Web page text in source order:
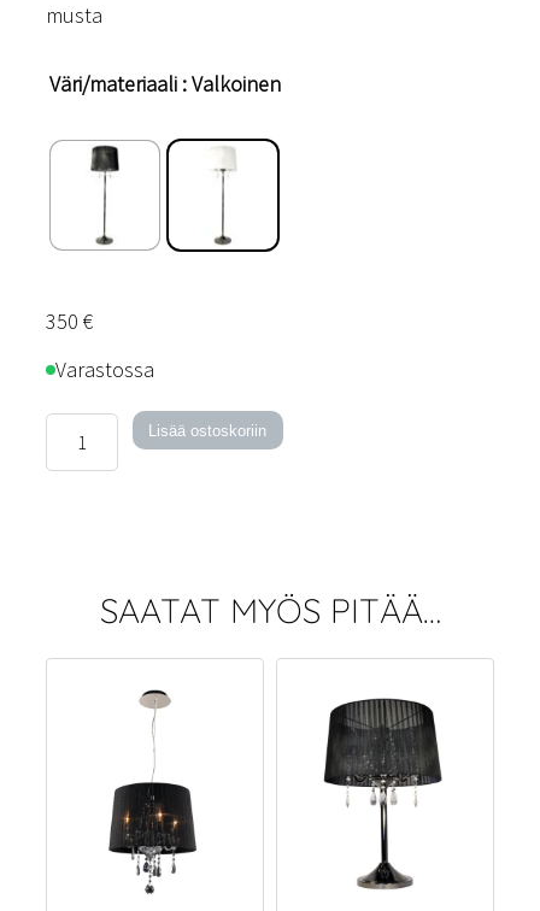
musta
Väri/materiaali : Valkoinen
350 €
Varastossa
lattiavalaisin
Lisää ostoskoriin
SAATAT MYÖS PITÄÄ…